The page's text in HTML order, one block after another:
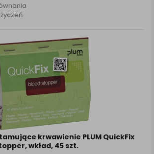
krwawienie PLUM QuickFix
wkład, 45 szt.